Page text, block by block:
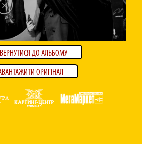
ДО АЛЬБОМУ
ОРИГІНАЛ